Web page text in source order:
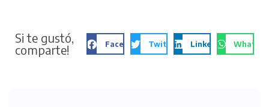
Si te gustó,
comparte!
Facebook Twitter LinkedIn